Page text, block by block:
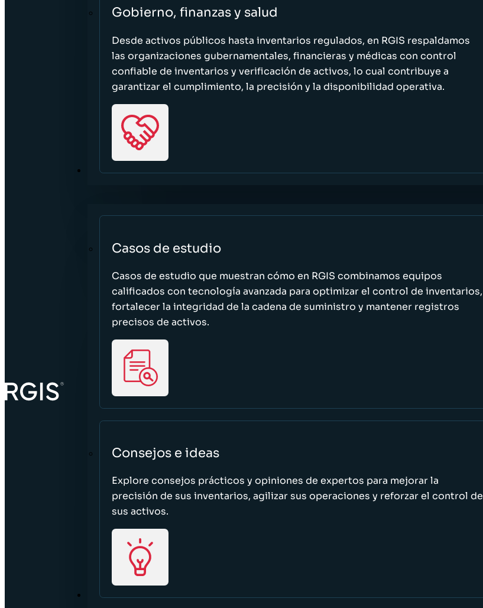
Gobierno, finanzas y salud
Desde activos públicos hasta inventarios regulados, en RGIS respaldamos
las organizaciones gubernamentales, financieras y médicas con control
confiable de inventarios y verificación de activos, lo cual contribuye a
garantizar el cumplimiento, la precisión y la disponibilidad operativa.
RECURSOS
Casos de estudio
Casos de estudio que muestran cómo en RGIS combinamos equipos
calificados con tecnología avanzada para optimizar el control de inventarios,
fortalecer la integridad de la cadena de suministro y mantener registros
precisos de activos.
Consejos e ideas
Explore consejos prácticos y opiniones de expertos para mejorar la
precisión de sus inventarios, agilizar sus operaciones y reforzar el control de
sus activos.
ACERCA DE